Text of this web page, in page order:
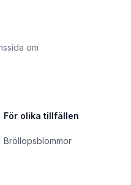
om
För olika tillfällen
Bröllopsblommor